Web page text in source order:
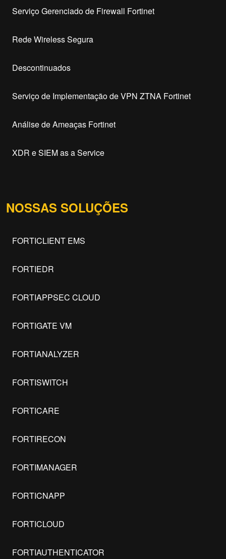
Serviço Gerenciado de Firewall Fortinet
Rede Wireless Segura
Descontinuados
Serviço de Implementação de VPN ZTNA Fortinet
Análise de Ameaças Fortinet
XDR e SIEM as a Service
NOSSAS SOLUÇÕES
FORTICLIENT EMS
FORTIEDR
FORTIAPPSEC CLOUD
FORTIGATE VM
FORTIANALYZER
FORTISWITCH
FORTICARE
FORTIRECON
FORTIMANAGER
FORTICNAPP
FORTICLOUD
FORTIAUTHENTICATOR